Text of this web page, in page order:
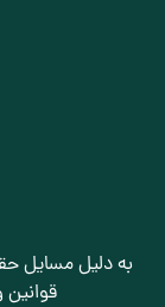
به دلیل مسایل
قوانین